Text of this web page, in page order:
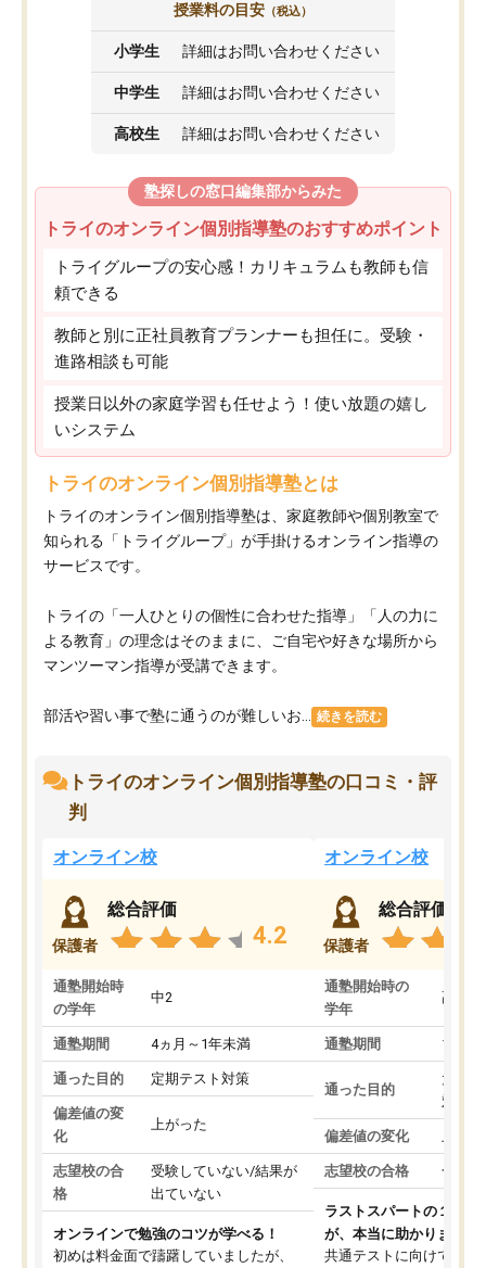
授業料の目安 （税込）
小学生 詳細はお問い合わせください
中学生 詳細はお問い合わせください
高校生 詳細はお問い合わせください
塾探しの窓口編集部からみた
トライのオンライン個別指導塾のおすすめポイント
トライグループの安心感！カリキュラムも教師も信
頼できる
教師と別に正社員教育プランナーも担任に。受験・
進路相談も可能
授業日以外の家庭学習も任せよう！使い放題の嬉し
いシステム
トライのオンライン個別指導塾とは
トライのオンライン個別指導塾は、家庭教師や個別教室で
知られる「トライグループ」が手掛けるオンライン指導の
サービスです。
トライの「一人ひとりの個性に合わせた指導」「人の力に
よる教育」の理念はそのままに、ご自宅や好きな場所から
マンツーマン指導が受講できます。
部活や習い事で塾に通うのが難しいお... 続きを読む
トライのオンライン個別指導塾の口コミ・評
判
オンライン校
保護者
総合評価
4.2
通塾開始時
の学年
中2
通塾期間 4ヵ月～1年未満
通った目的 定期テスト対策
偏差値の変
化
上がった
志望校の合
格
受験していない/結果が
出ていない
オンラインで勉強のコツが学べる！
初めは料金面で躊躇していましたが、
オンライン校
保護者
総合評価
通塾開始時の
学年
高3
通塾期間 1～3
通った目的
大学
対策
偏差値の変化 上が
志望校の合格 合格
ラストスパートの１か月
が、本当に助かりました
共通テストに向けての追